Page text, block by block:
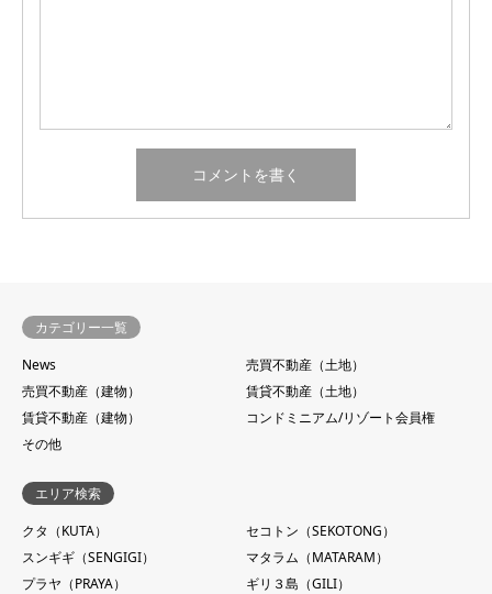
カテゴリー一覧
News
売買不動産（土地）
売買不動産（建物）
賃貸不動産（土地）
賃貸不動産（建物）
コンドミニアム/リゾート会員権
その他
エリア検索
クタ（KUTA）
セコトン（SEKOTONG）
スンギギ（SENGIGI）
マタラム（MATARAM）
プラヤ（PRAYA）
ギリ３島（GILI）